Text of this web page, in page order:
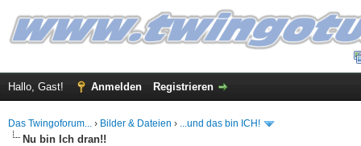
Hallo, Gast! Anmelden Registrieren
Das Twingoforum... › Bilder & Dateien › ...und das bin ICH!
Nu bin Ich dran!!